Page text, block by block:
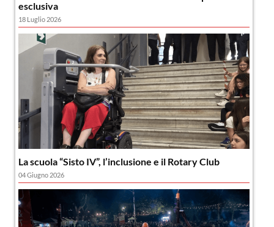
esclusiva
18 Luglio 2026
La scuola “Sisto IV”, l’inclusione e il Rotary Club
04 Giugno 2026